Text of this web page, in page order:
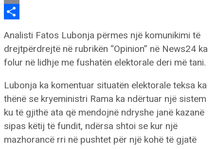
Email
Analisti Fatos Lubonja përmes një komunikimi të
drejtpërdrejtë në rubrikën “Opinion” në News24 ka
folur në lidhje me fushatën elektorale deri më tani.
Lubonja ka komentuar situatën elektorale teksa ka
thënë se kryeministri Rama ka ndërtuar një sistem
ku të gjithë ata që mendojnë ndryshe janë kazanë
sipas këtij të fundit, ndërsa shtoi se kur një
mazhorancë rri në pushtet për një kohë të gjatë